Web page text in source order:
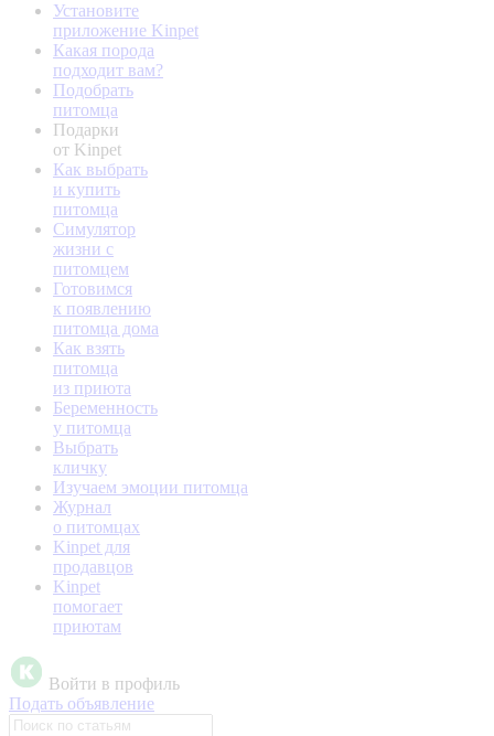
Установите
приложение Kinpet
Какая порода
подходит вам?
Подобрать
питомца
Подарки
от Kinpet
Как выбрать
и купить
питомца
Симулятор
жизни с
питомцем
Готовимся
к появлению
питомца дома
Как взять
питомца
из приюта
Беременность
у питомца
Выбрать
кличку
Изучаем эмоции питомца
Журнал
о питомцах
Kinpet для
продавцов
Kinpet
помогает
приютам
Войти в профиль
Подать объявление